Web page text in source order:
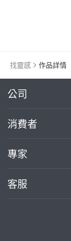
找靈感 作品詳情
公司
關於我們
部落格
加入我們
消費者
買服務
熱門服務
專家
案件中心
客服
繼續完成